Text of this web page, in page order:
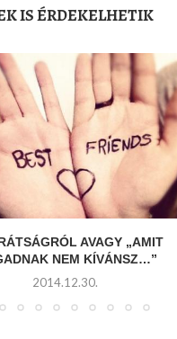
IS ÉRDEKELHETIK
AVAGY „AMIT
NEM KÍVÁNSZ…”
2014.12.30.